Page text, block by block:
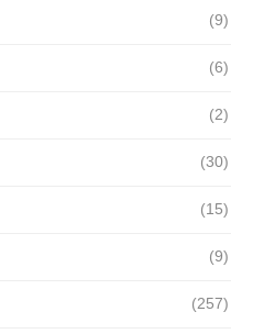
(9)
(6)
(2)
(30)
(15)
(9)
(257)